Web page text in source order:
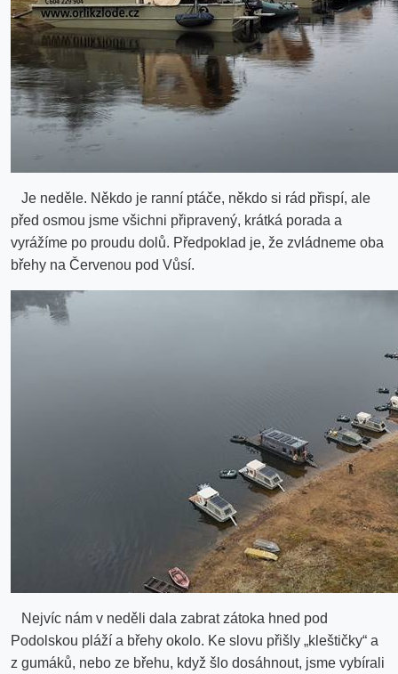
Je neděle. Někdo je ranní ptáče, někdo si rád přispí, ale
před osmou jsme všichni připravený, krátká porada a
vyrážíme po proudu dolů. Předpoklad je, že zvládneme oba
břehy na Červenou pod Vůsí.
Nejvíc nám v neděli dala zabrat zátoka hned pod
Podolskou pláží a břehy okolo. Ke slovu přišly „kleštičky“ a
z gumáků, nebo ze břehu, když šlo dosáhnout, jsme vybírali